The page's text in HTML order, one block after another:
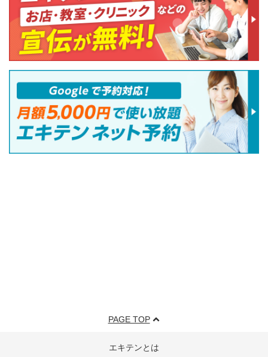
PAGE TOP
エキテンとは